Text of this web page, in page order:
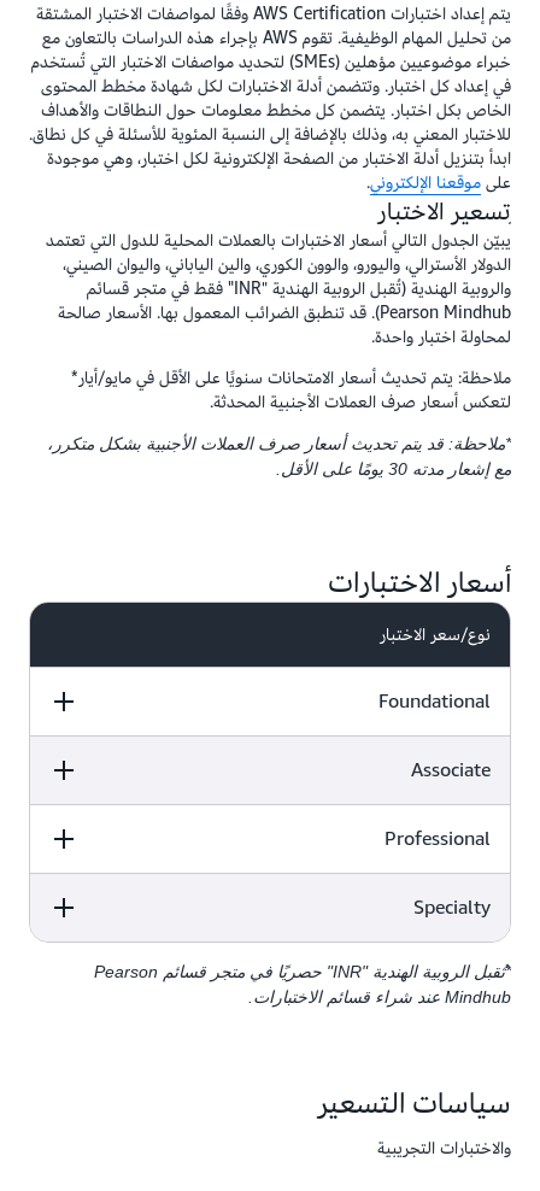
يتم إعداد اختبارات AWS Certification وفقًا لمواصفات الاختبار المشتقة
من تحليل المهام الوظيفية. تقوم AWS بإجراء هذه الدراسات بالتعاون مع
خبراء موضوعيين مؤهلين (SMEs) لتحديد مواصفات الاختبار التي تُستخدم
في إعداد كل اختبار. وتتضمن أدلة الاختبارات لكل شهادة مخطط المحتوى
الخاص بكل اختبار. يتضمن كل مخطط معلومات حول النطاقات والأهداف
للاختبار المعني به، وذلك بالإضافة إلى النسبة المئوية للأسئلة في كل نطاق.
ابدأ بتنزيل أدلة الاختبار من الصفحة الإلكترونية لكل اختبار، وهي موجودة
علىموقعنا الإلكتروني.
ِتسعير الاختبار
يبيّن الجدول التالي أسعار الاختبارات بالعملات المحلية للدول التي تعتمد
الدولار الأسترالي، واليورو، والوون الكوري، والين الياباني، واليوان الصيني،
والروبية الهندية (تُقبل الروبية الهندية "INR" فقط في متجر قسائم
Pearson Mindhub). قد تنطبق الضرائب المعمول بها. الأسعار صالحة
لمحاولة اختبار واحدة.
ملاحظة: يتم تحديث أسعار الامتحانات سنويًا على الأقل في مايو/أيار*
لتعكس أسعار صرف العملات الأجنبية المحدثة.
*ملاحظة: قد يتم تحديث أسعار صرف العملات الأجنبية بشكل متكرر،
مع إشعار مدته 30 يومًا على الأقل.
أسعار الاختبارات
نوع/سعر الاختبار
Foundational
USD
100 USD
Associate
USD
150 USD
Professional
USD
300 USD
€256
Specialty
USD
EUR
AUD
*تُقبل الروبية الهندية "INR" حصريًا في متجر قسائم Pearson
Mindhub عند شراء قسائم الاختبارات.
سياسات التسعير
والاختبارات التجريبية